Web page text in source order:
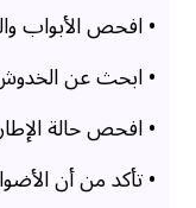
• افحص الأبواب
• ابحث عن
• افحص حالة
• تأكد من أن